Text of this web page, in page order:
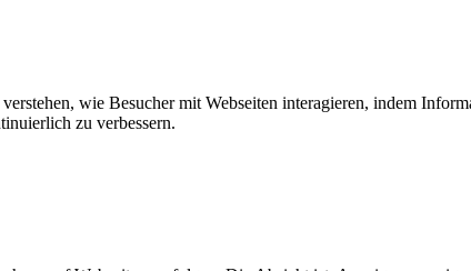
wie Besucher mit Webseiten interagieren, indem
zu verbessern.